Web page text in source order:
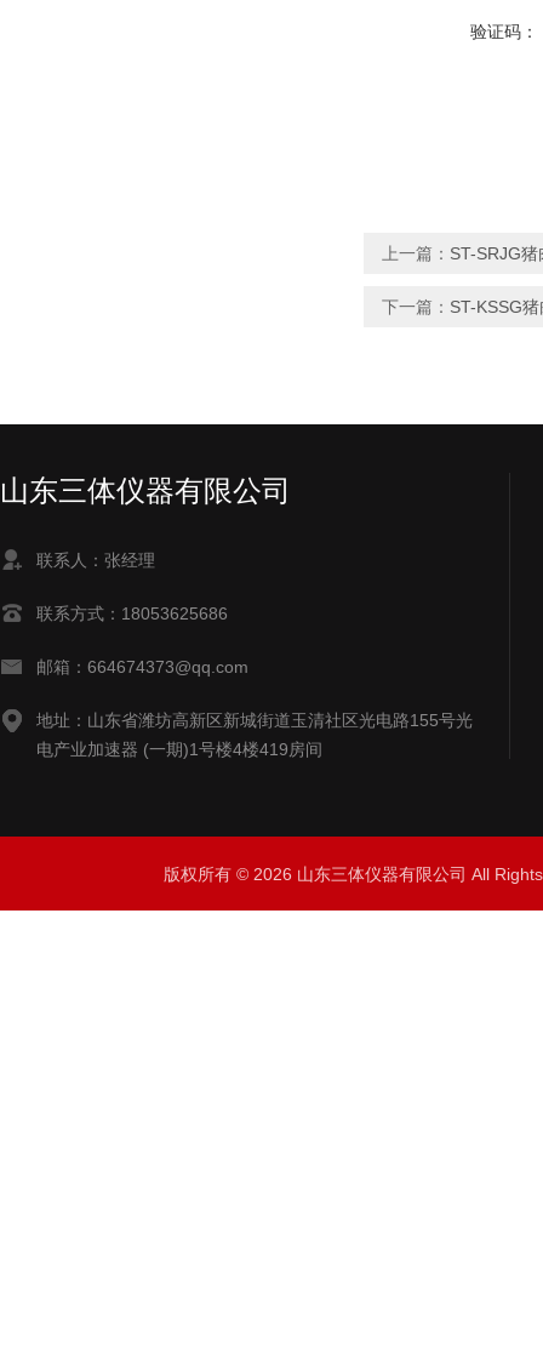
验证码：
上一篇： ST-SRJG
下一篇： ST-KSSG
山东三体仪器有限公司
联系人：张经理
联系方式：18053625686
邮箱：664674373@qq.com
地址：山东省潍坊高新区新城街道玉清社区光电路155号光
电产业加速器 (一期)1号楼4楼419房间
版权所有 © 2026 山东三体仪器有限公司 All